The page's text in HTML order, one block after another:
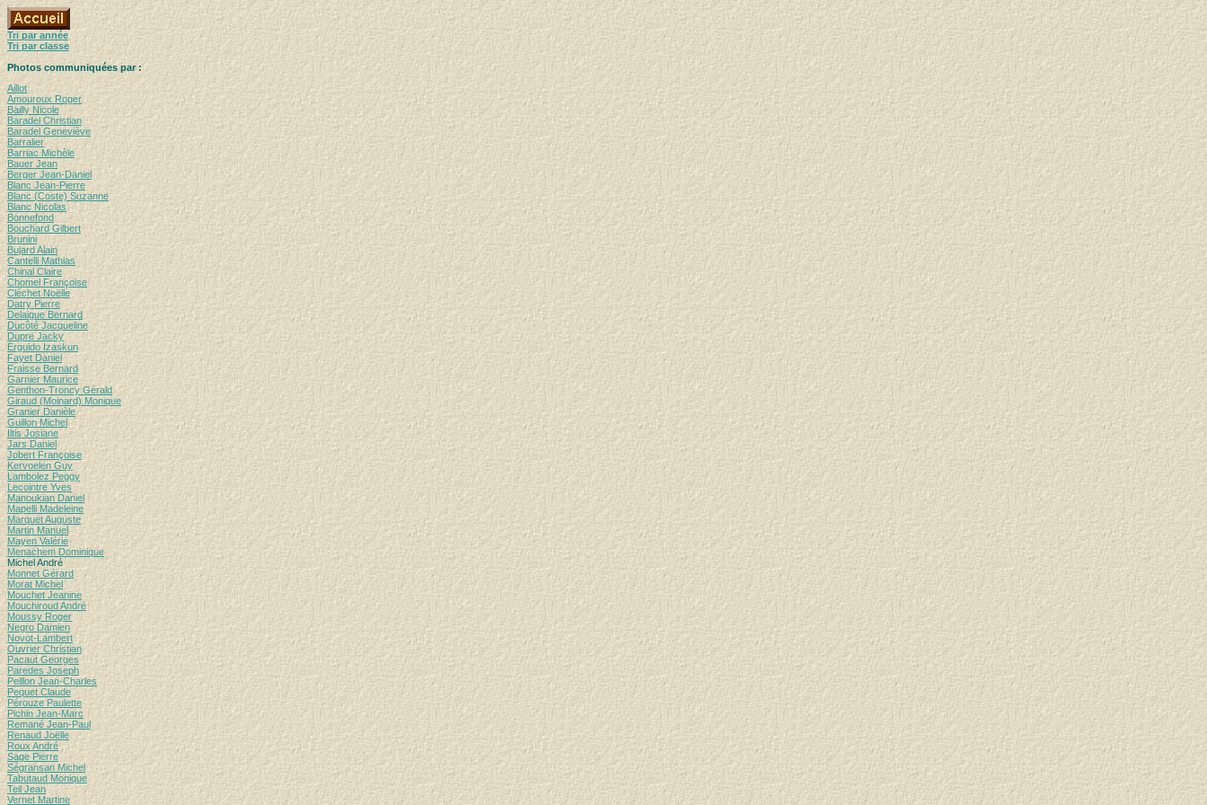
Tri par année
Tri par classe
Photos communiquées par :
Aillot
Amouroux Roger
Bailly Nicole
Baradel Christian
Baradel Geneviève
Barralier
Barriac Michèle
Bauer Jean
Berger Jean-Daniel
Blanc Jean-Pierre
Blanc (Coste) Suzanne
Blanc Nicolas
Bonnefond
Bouchard Gilbert
Brunini
Bujard Alain
Cantelli Mathias
Chinal Claire
Chomel Françoise
Cléchet Noëlle
Datry Pierre
Delaigue Bernard
Ducôté Jacqueline
Dupre Jacky
Erguido Izaskun
Fayet Daniel
Fraisse Bernard
Garnier Maurice
Genthon-Troncy Gérald
Giraud (Moinard) Monique
Granier Danièle
Guillon Michel
Iltis Josiane
Jars Daniel
Jobert Françoise
Kervoelen Guy
Lambolez Peggy
Lecointre Yves
Manoukian Daniel
Mapelli Madeleine
Marquet Auguste
Martin Manuel
Mayen Valérie
Menachem Dominique
Michel André
Monnet Gérard
Morat Michel
Mouchet Jeanine
Mouchiroud André
Moussy Roger
Negro Damien
Novot-Lambert
Ouvrier Christian
Pacaut Georges
Paredes Joseph
Peillon Jean-Charles
Pequet Claude
Pérouze Paulette
Pichin Jean-Marc
Remané Jean-Paul
Renaud Joëlle
Roux André
Sage Pierre
Ségransan Michel
Tabutaud Monique
Teil Jean
Vernet Martine